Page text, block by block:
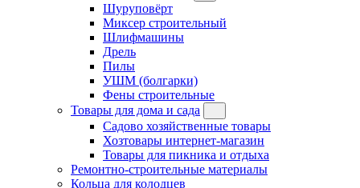
Шуруповёрт
Миксер строительный
Шлифмашины
Дрель
Пилы
УШМ (болгарки)
Фены строительные
Товары для дома и сада
Садово хозяйственные товары
Хозтовары интернет-магазин
Товары для пикника и отдыха
Ремонтно-строительные материалы
Кольца для колодцев